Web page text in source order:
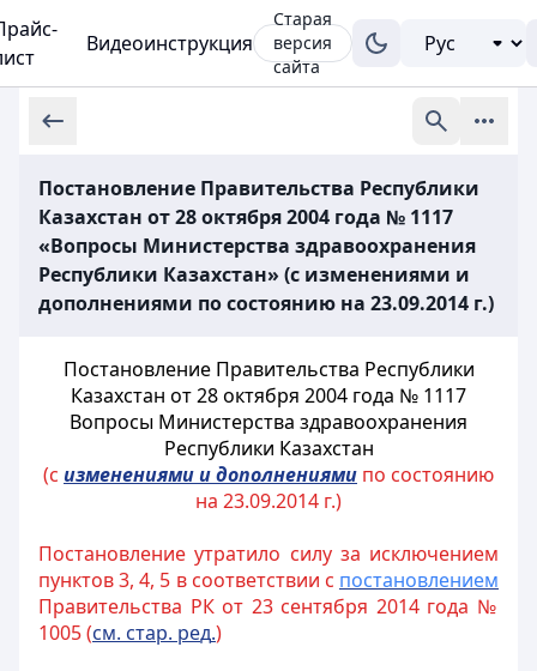
Видеоинструкция
Старая
версия
сайта
Постановление Правительства Республики
Казахстан от 28 октября 2004 года № 1117
«Вопросы Министерства здравоохранения
Республики Казахстан» (с изменениями и
дополнениями по состоянию на 23.09.2014 г.)
Постановление Правительства Республики
Казахстан от 28 октября 2004 года № 1117
Вопросы Министерства здравоохранения
Республики Казахстан
(с изменениями и дополнениями по состоянию
на 23.09.2014 г.)
Постановление утратило силу за исключением
пунктов 3, 4, 5 в соответствии с постановлением
Правительства РК от 23 сентября 2014 года №
1005 (см. стар. ред.)